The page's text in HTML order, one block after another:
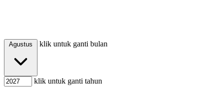
klik untuk ganti bulan
klik untuk ganti tahun